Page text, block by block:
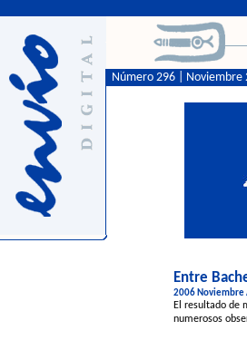
Número 296 | Noviembre
Entre
2006 Noviembre
El resultado de
numerosos